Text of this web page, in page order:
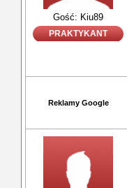
Gość: Kiu89
PRAKTYKANT
Reklamy Google